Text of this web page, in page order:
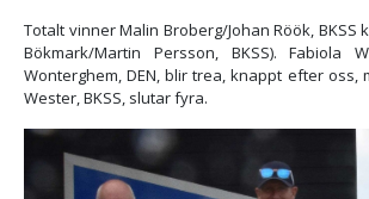
Totalt vinner Malin Broberg/Johan Röök, BKSS
Bökmark/Martin Persson, BKSS). Fabiola
Wonterghem, DEN, blir trea, knappt efter oss,
Wester, BKSS, slutar fyra.